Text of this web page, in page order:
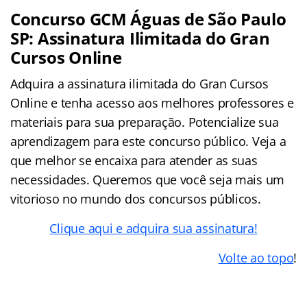
Concurso GCM Águas de São Paulo
SP: Assinatura Ilimitada do Gran
Cursos Online
Adquira a assinatura ilimitada do Gran Cursos
Online e tenha acesso aos melhores professores e
materiais para sua preparação. Potencialize sua
aprendizagem para este concurso público. Veja a
que melhor se encaixa para atender as suas
necessidades. Queremos que você seja mais um
vitorioso no mundo dos concursos públicos.
Clique aqui e adquira sua assinatura!
Volte ao topo!